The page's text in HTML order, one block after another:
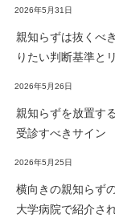
2026年5月31日
親知らずは抜くべ
りたい判断基準と
2026年5月26日
親知らずを放置す
受診すべきサイン
2026年5月25日
横向きの親知らず
大学病院で紹介さ